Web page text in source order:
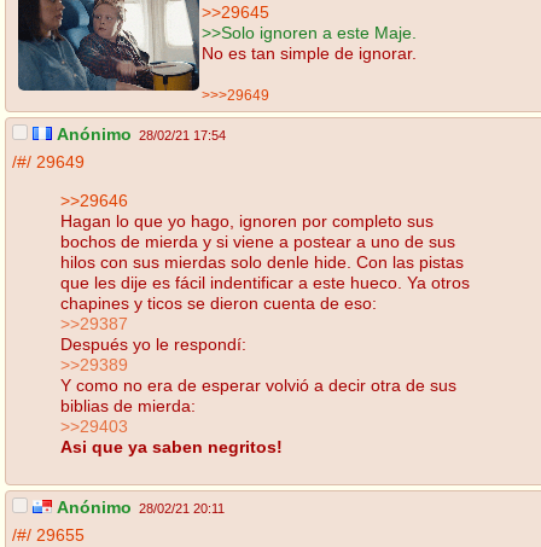
>>29645
>>Solo ignoren a este Maje.
No es tan simple de ignorar.
>>>29649
Anónimo 28/02/21 17:54
/#/ 29649
>>29646
Hagan lo que yo hago, ignoren por completo sus
bochos de mierda y si viene a postear a uno de sus
hilos con sus mierdas solo denle hide. Con las pistas
que les dije es fácil indentificar a este hueco. Ya otros
chapines y ticos se dieron cuenta de eso:
>>29387
Después yo le respondí:
>>29389
Y como no era de esperar volvió a decir otra de sus
biblias de mierda:
>>29403
Asi que ya saben negritos!
Anónimo 28/02/21 20:11
/#/ 29655